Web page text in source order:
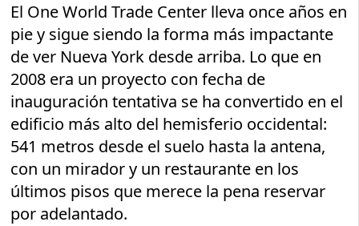
El One World Trade Center lleva once años en
pie y sigue siendo la forma más impactante
de ver Nueva York desde arriba. Lo que en
2008 era un proyecto con fecha de
inauguración tentativa se ha convertido en el
edificio más alto del hemisferio occidental:
541 metros desde el suelo hasta la antena,
con un mirador y un restaurante en los
últimos pisos que merece la pena reservar
por adelantado.